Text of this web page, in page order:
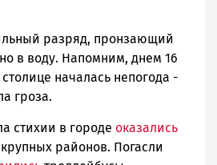
разряд, пронзающий
в воду. Напомним, днем 16
началась непогода -
гроза.
стихии в городе оказались
районов. Погасли